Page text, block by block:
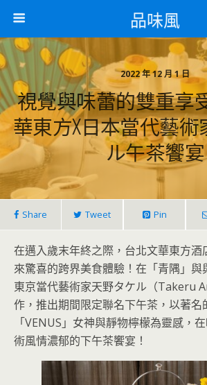
品味風
2022 年 12 月 1 日
視覺與味蕾的雙重享
華東方X日本當代藝
ル午茶饗宴
Share Tweet Pin
在邁入歲末年終之際，台北文華東方酒
來驚喜的跨界美食體驗！在「青隅」與
東京當代藝術家天野タケル（Takeru
作，推出期間限定聯名下午茶，以著名
「VENUS」女神與靜物檸檬為靈感，
術風情濃郁的下午茶饗宴！